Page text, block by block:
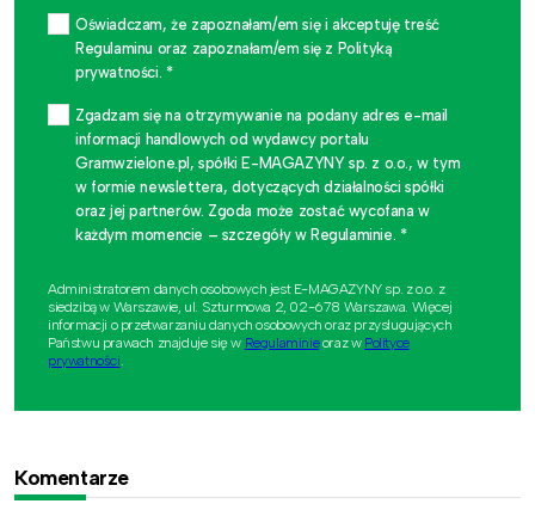
Oświadczam, że zapoznałam/em się i akceptuję treść
Regulaminu oraz zapoznałam/em się z Polityką
prywatności. *
Zgadzam się na otrzymywanie na podany adres e-mail
informacji handlowych od wydawcy portalu
Gramwzielone.pl, spółki E-MAGAZYNY sp. z o.o., w tym
w formie newslettera, dotyczących działalności spółki
oraz jej partnerów. Zgoda może zostać wycofana w
każdym momencie – szczegóły w Regulaminie. *
Administratorem danych osobowych jest E-MAGAZYNY sp. z o.o. z
siedzibą w Warszawie, ul. Szturmowa 2, 02-678 Warszawa. Więcej
informacji o przetwarzaniu danych osobowych oraz przysługujących
Państwu prawach znajduje się w Regulaminieoraz w Polityce
prywatności.
Komentarze